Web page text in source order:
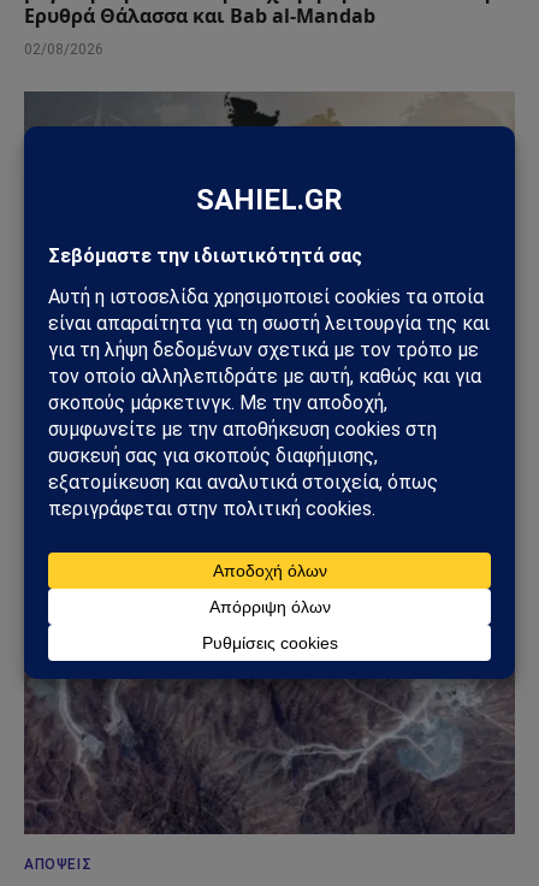
Ερυθρά Θάλασσα και Bab al-Mandab
02/08/2026
ΑΠΌΨΕΙΣ
Ανάλυση Andrew Korybko: Τι οδηγεί την
προγραμματισμένη επαναστρατιωτικοποίηση
της Γερμανίας ύψους 800 δισεκατομμυρίων ευρώ;
31/07/2026
ΑΠΌΨΕΙΣ